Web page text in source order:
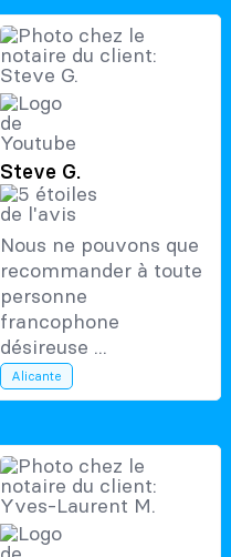
Steve G.
Nous ne pouvons que
recommander à toute
personne
francophone
désireuse ...
Alicante